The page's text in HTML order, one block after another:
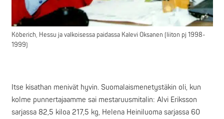
Köberich, Hessu ja valkoisessa paidassa Kalevi Oksanen (liiton pj 1998-
1999)
Itse kisathan menivät hyvin. Suomalaismenetystäkin oli, kun
kolme punnertajaamme sai mestaruusmitalin: Alvi Eriksson
sarjassa 82,5 kiloa 217,5 kg, Helena Heiniluoma sarjassa 60